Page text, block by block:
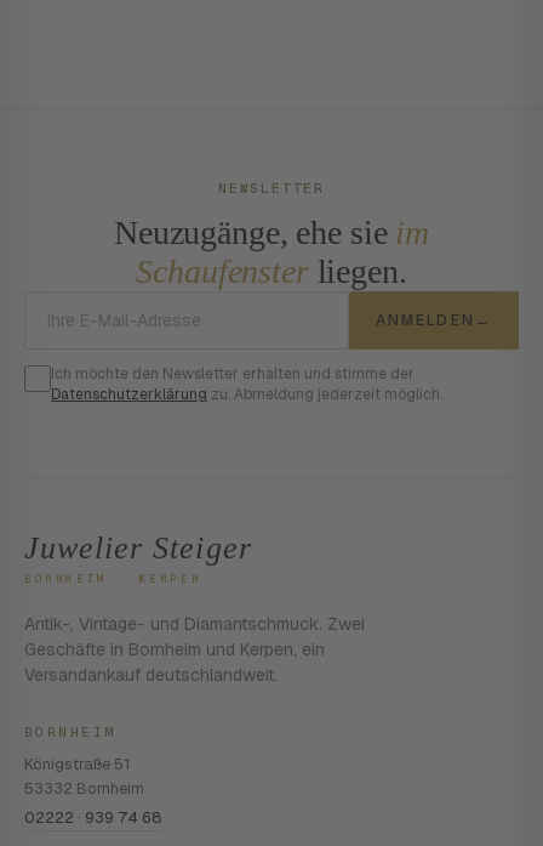
NEWSLETTER
Neuzugänge, ehe sie im
Schaufensterliegen.
ANMELDEN →
Ich möchte den Newsletter erhalten und stimme der
Datenschutzerklärung zu. Abmeldung jederzeit möglich.
Juwelier Steiger
BORNHEIM · KERPEN
Antik-, Vintage- und Diamantschmuck. Zwei
Geschäfte in Bornheim und Kerpen, ein
Versandankauf deutschlandweit.
BORNHEIM
Königstraße 51
53332 Bornheim
02222 · 939 74 68